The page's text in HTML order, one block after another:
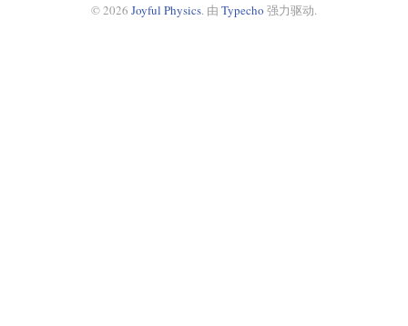
© 2026 Joyful Physics. 由 Typecho 强力驱动.